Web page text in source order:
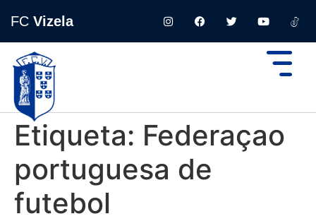
FC Vizela
Etiqueta: Federaçao
portuguesa de
futebol